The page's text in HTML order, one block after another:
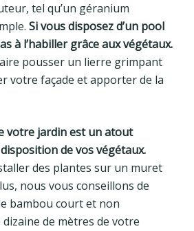
tel qu’un géranium
Si vous disposez d’un pool
à l’habiller grâce aux végétaux.
pousser un lierre grimpant
votre façade et apporter de la
votre jardin est un atout
de vos végétaux.
des plantes sur un muret
nous vous conseillons de
bambou court et non
de mètres de votre